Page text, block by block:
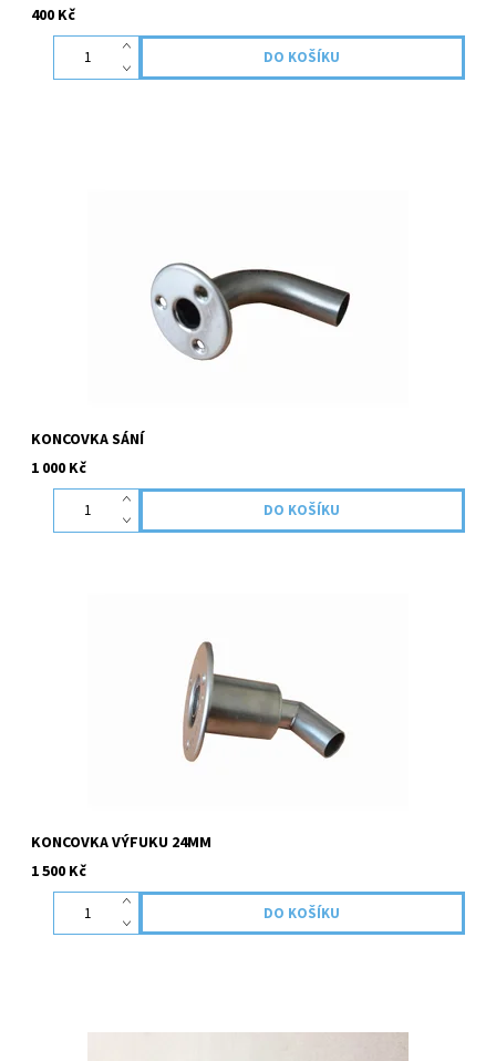
400 Kč
KONCOVKA SÁNÍ
1 000 Kč
povětrnostním podmínkám a sladké/slané vodě.
KONCOVKA VÝFUKU 24MM
1 500 Kč